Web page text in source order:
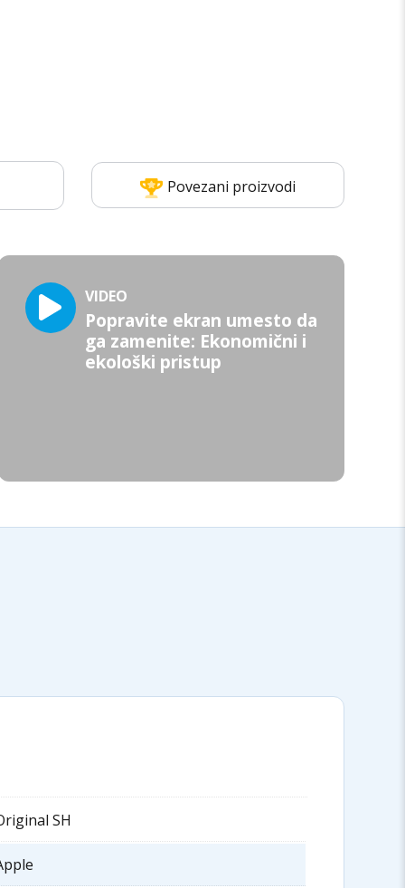
Povezani proizvodi
VIDEO
Popravite ekran umesto da
ga zamenite: Ekonomični i
ekološki pristup
SH